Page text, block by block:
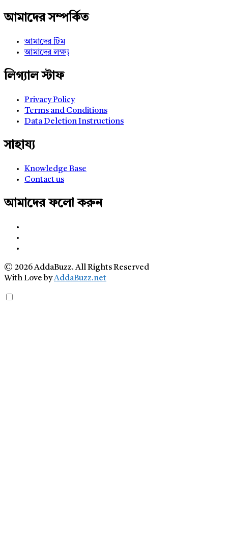
আমাদের সম্পর্কিত
আমাদের টিম
আমাদের লক্ষ্য
লিগ্যাল স্টাফ
Privacy Policy
Terms and Conditions
Data Deletion Instructions
সাহায্য
Knowledge Base
Contact us
আমাদের ফলো করুন
© 2026 AddaBuzz. All Rights Reserved
With Love byAddaBuzz.net